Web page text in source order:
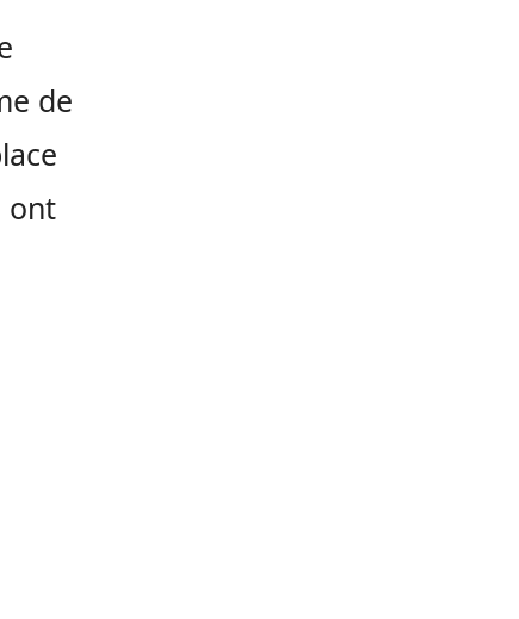
de
ont